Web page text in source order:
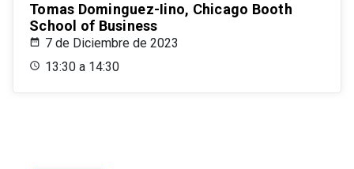
Tomas Dominguez-Iino, Chicago Booth
School of Business
7 de Diciembre de 2023
13:30 a 14:30